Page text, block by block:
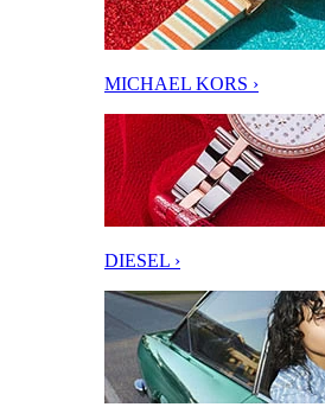
MICHAEL KORS ›
DIESEL ›